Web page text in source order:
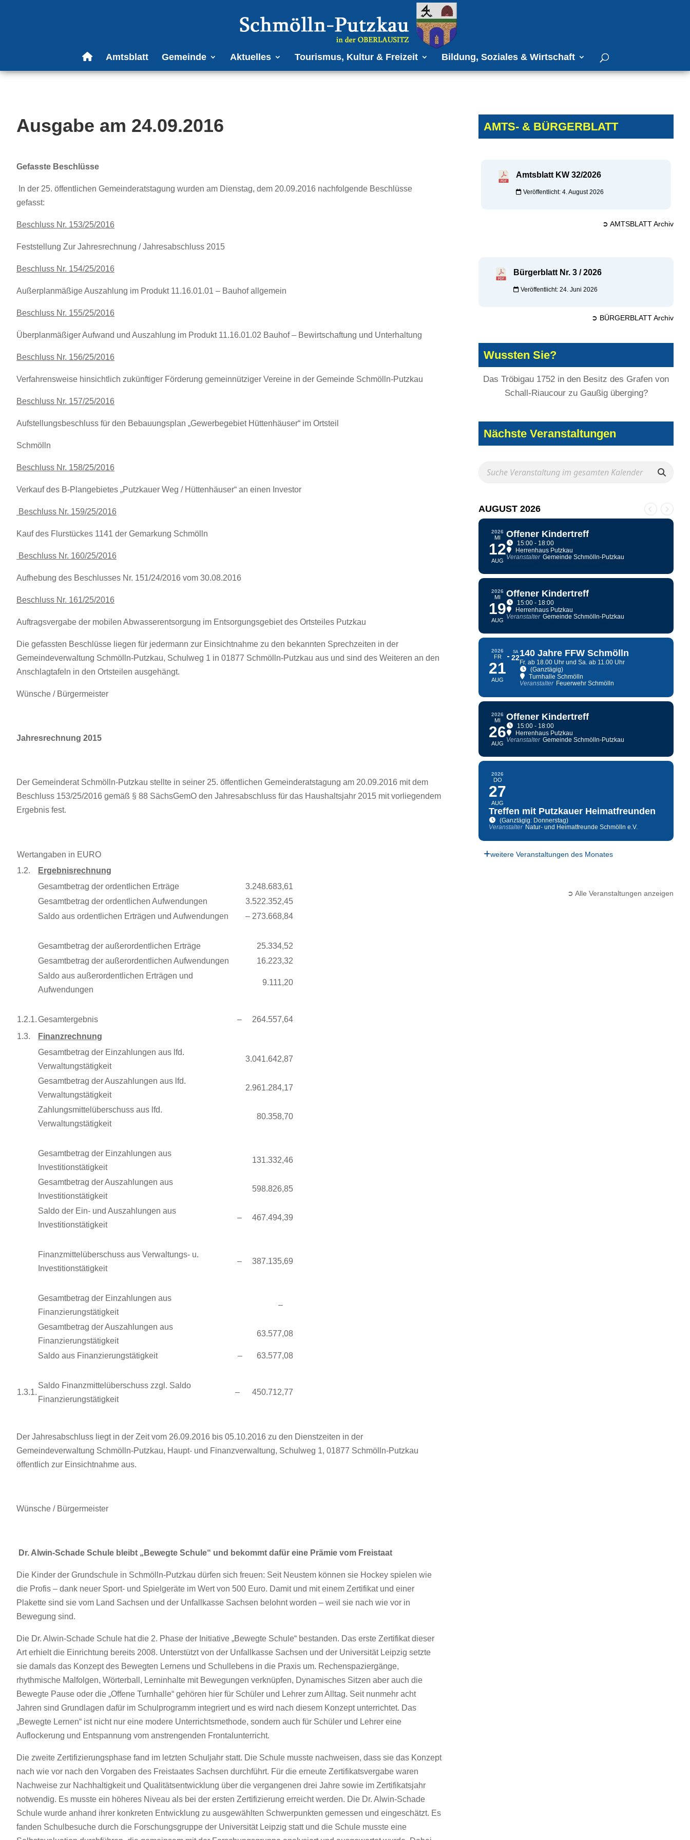
Amtsblatt Gemeinde Aktuelles Tourismus, Kultur & Freizeit Bildung, Soziales & Wirtschaft
Ausgabe am 24.09.2016
Gefasste Beschlüsse
In der 25. öffentlichen Gemeinderatstagung wurden am Dienstag, dem 20.09.2016 nachfolgende Beschlüsse
gefasst:
Beschluss Nr. 153/25/2016
Feststellung Zur Jahresrechnung / Jahresabschluss 2015
Beschluss Nr. 154/25/2016
Außerplanmäßige Auszahlung im Produkt 11.16.01.01 – Bauhof allgemein
Beschluss Nr. 155/25/2016
Überplanmäßiger Aufwand und Auszahlung im Produkt 11.16.01.02 Bauhof – Bewirtschaftung und Unterhaltung
Beschluss Nr. 156/25/2016
Verfahrensweise hinsichtlich zukünftiger Förderung gemeinnütziger Vereine in der Gemeinde Schmölln-Putzkau
Beschluss Nr. 157/25/2016
Aufstellungsbeschluss für den Bebauungsplan „Gewerbegebiet Hüttenhäuser“ im Ortsteil
Schmölln
Beschluss Nr. 158/25/2016
Verkauf des B-Plangebietes „Putzkauer Weg / Hüttenhäuser“ an einen Investor
Beschluss Nr. 159/25/2016
Kauf des Flurstückes 1141 der Gemarkung Schmölln
Beschluss Nr. 160/25/2016
Aufhebung des Beschlusses Nr. 151/24/2016 vom 30.08.2016
Beschluss Nr. 161/25/2016
Auftragsvergabe der mobilen Abwasserentsorgung im Entsorgungsgebiet des Ortsteiles Putzkau
Die gefassten Beschlüsse liegen für jedermann zur Einsichtnahme zu den bekannten Sprechzeiten in der
Gemeindeverwaltung Schmölln-Putzkau, Schulweg 1 in 01877 Schmölln-Putzkau aus und sind des Weiteren an den
Anschlagtafeln in den Ortsteilen ausgehängt.
Wünsche / Bürgermeister
Jahresrechnung 2015
Der Gemeinderat Schmölln-Putzkau stellte in seiner 25. öffentlichen Gemeinderatstagung am 20.09.2016 mit dem
Beschluss 153/25/2016 gemäß § 88 SächsGemO den Jahresabschluss für das Haushaltsjahr 2015 mit vorliegendem
Ergebnis fest.
Wertangaben in EURO
1.2.
Ergebnisrechnung
Gesamtbetrag der ordentlichen Erträge
3.248.683,61
Gesamtbetrag der ordentlichen Aufwendungen
3.522.352,45
Saldo aus ordentlichen Erträgen und Aufwendungen
– 273.668,84
Gesamtbetrag der außerordentlichen Erträge
25.334,52
Gesamtbetrag der außerordentlichen Aufwendungen
16.223,32
Saldo aus außerordentlichen Erträgen und
Aufwendungen
9.111,20
1.2.1.Gesamtergebnis
– 264.557,64
1.3.
Finanzrechnung
Gesamtbetrag der Einzahlungen aus lfd.
Verwaltungstätigkeit
3.041.642,87
Gesamtbetrag der Auszahlungen aus lfd.
Verwaltungstätigkeit
2.961.284,17
Zahlungsmittelüberschuss aus lfd.
Verwaltungstätigkeit
80.358,70
Gesamtbetrag der Einzahlungen aus
Investitionstätigkeit
131.332,46
Gesamtbetrag der Auszahlungen aus
Investitionstätigkeit
598.826,85
Saldo der Ein- und Auszahlungen aus
Investitionstätigkeit
– 467.494,39
Finanzmittelüberschuss aus Verwaltungs- u.
Investitionstätigkeit
– 387.135,69
Gesamtbetrag der Einzahlungen aus
Finanzierungstätigkeit
–
Gesamtbetrag der Auszahlungen aus
Finanzierungstätigkeit
63.577,08
Saldo aus Finanzierungstätigkeit – 63.577,08
1.3.1.
Saldo Finanzmittelüberschuss zzgl. Saldo
Finanzierungstätigkeit
– 450.712,77
Der Jahresabschluss liegt in der Zeit vom 26.09.2016 bis 05.10.2016 zu den Dienstzeiten in der
Gemeindeverwaltung Schmölln-Putzkau, Haupt- und Finanzverwaltung, Schulweg 1, 01877 Schmölln-Putzkau
öffentlich zur Einsichtnahme aus.
Wünsche / Bürgermeister
Dr. Alwin-Schade Schule bleibt „Bewegte Schule“ und bekommt dafür eine Prämie vom Freistaat
Die Kinder der Grundschule in Schmölln-Putzkau dürfen sich freuen: Seit Neustem können sie Hockey spielen wie
die Profis – dank neuer Sport- und Spielgeräte im Wert von 500 Euro. Damit und mit einem Zertifikat und einer
Plakette sind sie vom Land Sachsen und der Unfallkasse Sachsen belohnt worden – weil sie nach wie vor in
Bewegung sind.
Die Dr. Alwin-Schade Schule hat die 2. Phase der Initiative „Bewegte Schule“ bestanden. Das erste Zertifikat dieser
Art erhielt die Einrichtung bereits 2008. Unterstützt von der Unfallkasse Sachsen und der Universität Leipzig setzte
sie damals das Konzept des Bewegten Lernens und Schullebens in die Praxis um. Rechenspaziergänge,
rhythmische Malfolgen, Wörterball, Lerninhalte mit Bewegungen verknüpfen, Dynamisches Sitzen aber auch die
Bewegte Pause oder die „Offene Turnhalle“ gehören hier für Schüler und Lehrer zum Alltag. Seit nunmehr acht
Jahren sind Grundlagen dafür im Schulprogramm integriert und es wird nach diesem Konzept unterrichtet. Das
„Bewegte Lernen“ ist nicht nur eine modere Unterrichtsmethode, sondern auch für Schüler und Lehrer eine
Auflockerung und Entspannung vom anstrengenden Frontalunterricht.
Die zweite Zertifizierungsphase fand im letzten Schuljahr statt. Die Schule musste nachweisen, dass sie das Konzept
nach wie vor nach den Vorgaben des Freistaates Sachsen durchführt. Für die erneute Zertifikatsvergabe waren
Nachweise zur Nachhaltigkeit und Qualitätsentwicklung über die vergangenen drei Jahre sowie im Zertifikatsjahr
notwendig. Es musste ein höheres Niveau als bei der ersten Zertifizierung erreicht werden. Die Dr. Alwin-Schade
Schule wurde anhand ihrer konkreten Entwicklung zu ausgewählten Schwerpunkten gemessen und eingeschätzt. Es
fanden Schulbesuche durch die Forschungsgruppe der Universität Leipzig statt und die Schule musste eine
AMTS- & BÜRGERBLATT
Amtsblatt KW 32/2026
Veröffentlicht: 4. August 2026
➲ AMTSBLATT Archiv
Bürgerblatt Nr. 3 / 2026
Veröffentlicht: 24. Juni 2026
➲ BÜRGERBLATT Archiv
Wussten Sie?
Das Tröbigau 1752 in den Besitz des Grafen von
Schall-Riaucour zu Gaußig überging?
Nächste Veranstaltungen
AUGUST 2026
2026
MI
12
AUG
Offener Kindertreff
15:00 - 18:00
Herrenhaus Putzkau
Veranstalter Gemeinde Schmölln-Putzkau
2026
MI
19
AUG
Offener Kindertreff
15:00 - 18:00
Herrenhaus Putzkau
Veranstalter Gemeinde Schmölln-Putzkau
2026
FR
21
AUG
SA
22140 Jahre FFW Schmölln
Fr. ab 18.00 Uhr und Sa. ab 11.00 Uhr
(Ganztägig)
Turnhalle Schmölln
Veranstalter Feuerwehr Schmölln
2026
MI
26
AUG
Offener Kindertreff
15:00 - 18:00
Herrenhaus Putzkau
Veranstalter Gemeinde Schmölln-Putzkau
2026
DO
27
AUG
Treffen mit Putzkauer Heimatfreunden
(Ganztägig: Donnerstag)
Veranstalter Natur- und Heimatfreunde Schmölln e.V.
weitere Veranstaltungen des Monates
➲ Alle Veranstaltungen anzeigen